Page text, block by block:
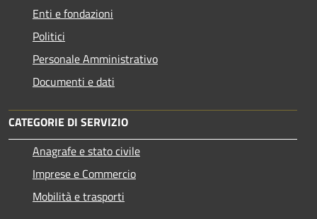
Enti e fondazioni
Politici
Personale Amministrativo
Documenti e dati
CATEGORIE DI SERVIZIO
Anagrafe e stato civile
Imprese e Commercio
Mobilità e trasporti